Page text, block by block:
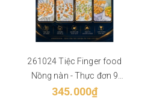
261024 Tiệc Finger food
Nồng nàn - Thực đơn 9
món - Phù hợp từ 40 khách
345.000₫